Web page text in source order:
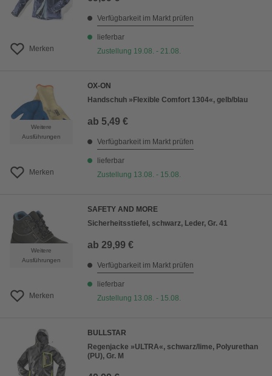
Merken
Verfügbarkeit im Markt prüfen
lieferbar
Zustellung 19.08. - 21.08.
Weitere
Ausführungen
Merken
OX-ON
Handschuh »Flexible Comfort 1304«, gelb/blau
ab 5,49 €
Verfügbarkeit im Markt prüfen
lieferbar
Zustellung 13.08. - 15.08.
Weitere
Ausführungen
Merken
SAFETY AND MORE
Sicherheitsstiefel, schwarz, Leder, Gr. 41
ab 29,99 €
Verfügbarkeit im Markt prüfen
lieferbar
Zustellung 13.08. - 15.08.
BULLSTAR
Regenjacke »ULTRA«, schwarz/lime, Polyurethan
(PU), Gr. M